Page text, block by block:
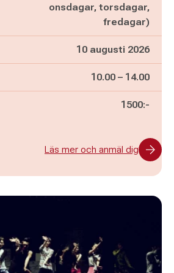
onsdagar, torsdagar,
fredagar)
10 augusti 2026
Pågår mellan
10.00 – och
14.00
1500:-
Läs mer och anmäl dig